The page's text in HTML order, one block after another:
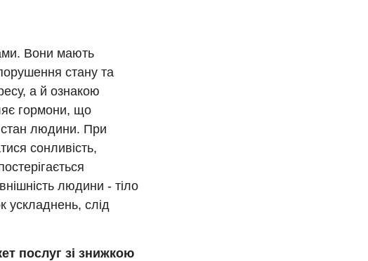
Вони мають
стану та
а й ознакою
гормони, що
стан людини. При
сонливість,
людини - тіло
ускладнень, слід
послуг зі знижкою